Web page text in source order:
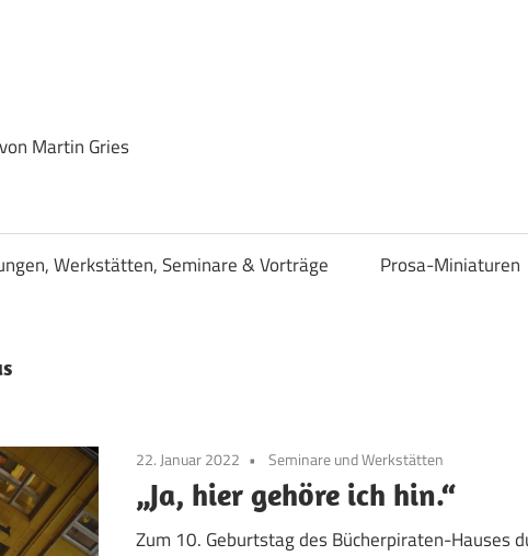
Martin Gries
Werkstätten, Seminare & Vorträge Prosa-Miniaturen
22. Januar 2022 Seminare und Werkstätten
„Ja, hier gehöre ich hin.“
Zum 10. Geburtstag des Bücherpiraten-Hauses